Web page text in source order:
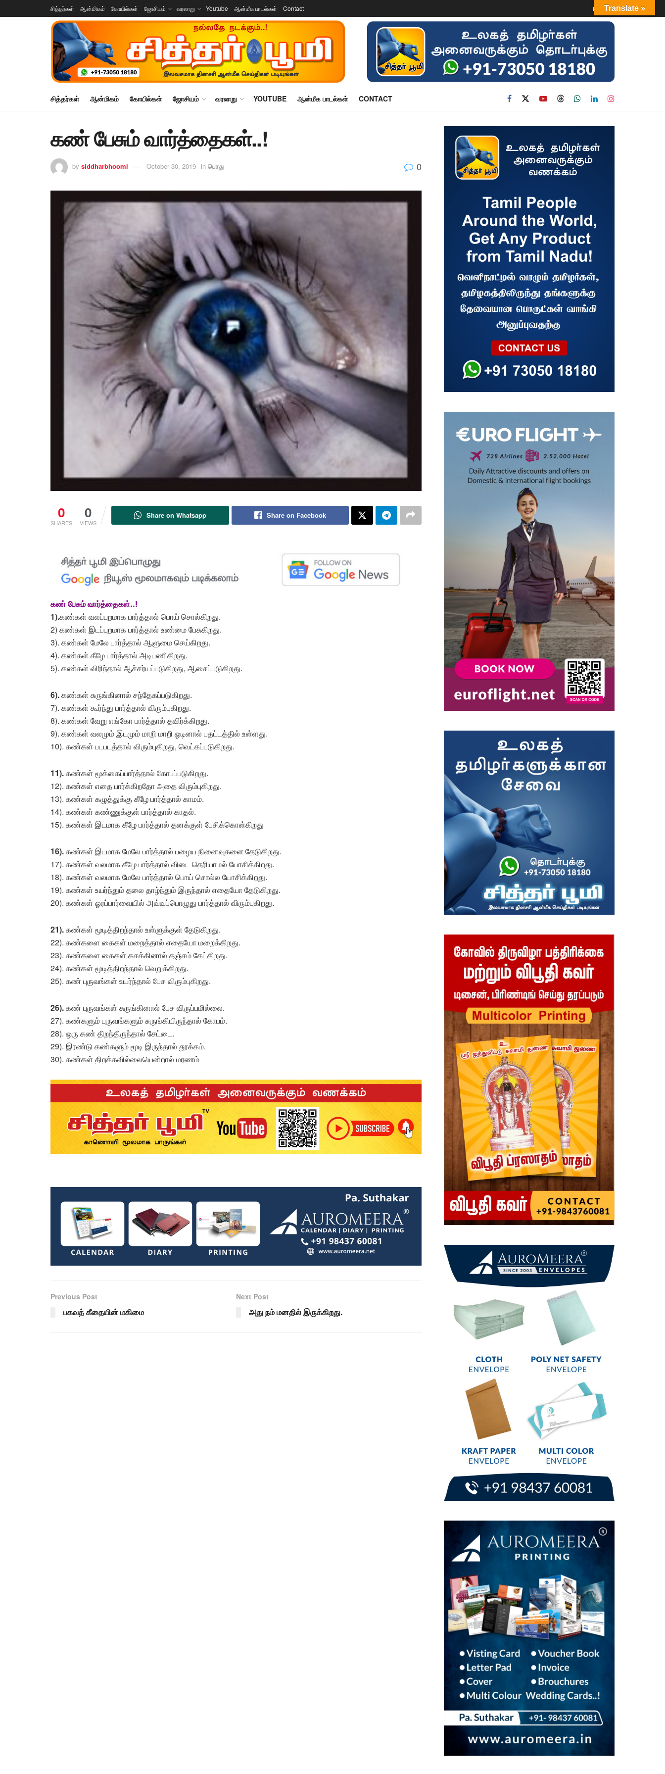
சித்தர்கள் ஆன்மிகம் கோயில்கள் ஜோசியம் வரலாறு Youtube ஆன்மீக பாடல்கள் Contact Login
சித்தர்கள் ஆன்மிகம் கோயில்கள் ஜோசியம் வரலாறு YOUTUBE ஆன்மீக பாடல்கள் CONTACT
கண் பேசும் வார்த்தைகள்..!
by siddharbhoomi October 30, 2019 in பொது 0
0
SHARES
0
VIEWS
Share on Whatsapp Share on Facebook
கண் பேசும் வார்த்தைகள்..!
1).கண்கள் வலப்புறமாக பார்த்தால் பொய் சொல்கிறது.
2) கண்கள் இடப்புறமாக பார்த்தால் உண்மை பேசுகிறது.
3). கண்கள் மேலே பார்த்தால் ஆளுமை செய்கிறது.
4). கண்கள் கீழே பார்த்தால் அடிபணிகிறது.
5). கண்கள் விரிந்தால் ஆச்சர்யப்படுகிறது, ஆசைப்படுகிறது.
6).கண்கள் சுருங்கினால் சந்தேகப்படுகிறது.
7). கண்கள் கூர்ந்து பார்த்தால் விரும்புகிறது.
8). கண்கள் வேறு எங்கோ பார்த்தால் தவிர்க்கிறது.
9). கண்கள் வலமும் இடமும் மாறி மாறி ஓடினால் பதட்டத்தில் உள்ளது.
10). கண்கள் படபடத்தால் விரும்புகிறது, வெட்கப்படுகிறது.
11).கண்கள் மூக்கைப்பார்த்தால் கோபப்படுகிறது.
12). கண்கள் எதை பார்க்கிறதோ அதை விரும்புகிறது.
13). கண்கள் கழுத்துக்கு கீழே பார்த்தால் காமம்.
14). கண்கள் கண்ணுக்குள் பார்த்தால் காதல்.
15). கண்கள் இடமாக கீழே பார்த்தால் தனக்குள் பேசிக்கொள்கிறது
16).கண்கள் இடமாக மேலே பார்த்தால் பழைய நினைவுகளை தேடுகிறது.
17). கண்கள் வலமாக கீழே பார்த்தால் விடை தெரியாமல் யோசிக்கிறது.
18). கண்கள் வலமாக மேலே பார்த்தால் பொய் சொல்ல யோசிக்கிறது.
19). கண்கள் உயர்ந்தும் தலை தாழ்ந்தும் இருந்தால் எதையோ தேடுகிறது.
20). கண்கள் ஓரப்பார்வையில் அவ்வப்பொழுது பார்த்தால் விரும்புகிறது.
21).கண்கள் மூடித்திறந்தால் உள்ளுக்குள் தேடுகிறது.
22). கண்களை கைகள் மறைத்தால் எதையோ மறைக்கிறது.
23). கண்களை கைகள் கசக்கினால் தஞ்சம் கேட்கிறது.
24). கண்கள் மூடித்திறந்தால் வெறுக்கிறது.
25). கண் புருவங்கள் உயர்ந்தால் பேச விரும்புகிறது.
26).கண் புருவங்கள் சுருங்கினால் பேச விருப்பமில்லை.
27). கண்களும் புருவங்களும் சுருங்கியிருந்தால் கோபம்.
28). ஒரு கண் திறந்திருந்தால் சேட்டை.
29). இரண்டு கண்களும் மூடி இருந்தால் தூக்கம்.
30). கண்கள் திறக்கவில்லையென்றால் மரணம்
Previous Post
பகவத் கீதையின் மகிமை
Next Post
அது நம் மனதில் இருக்கிறது.
Translate »